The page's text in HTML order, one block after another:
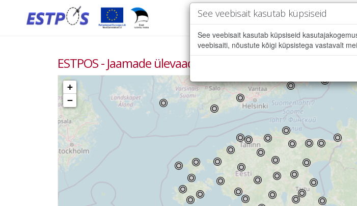
See veebisait kasutab küpsiseid
See veebisait kasutab küpsiseid
veebisaiti, nõustute kõigi küpsistega vastavalt
ESTPOS - Jaamade ülevaade